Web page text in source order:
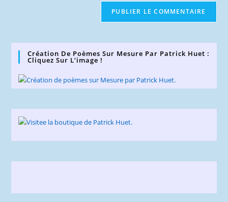
Création De Poèmes Sur Mesure Par Patrick Huet :
Cliquez Sur L’image !